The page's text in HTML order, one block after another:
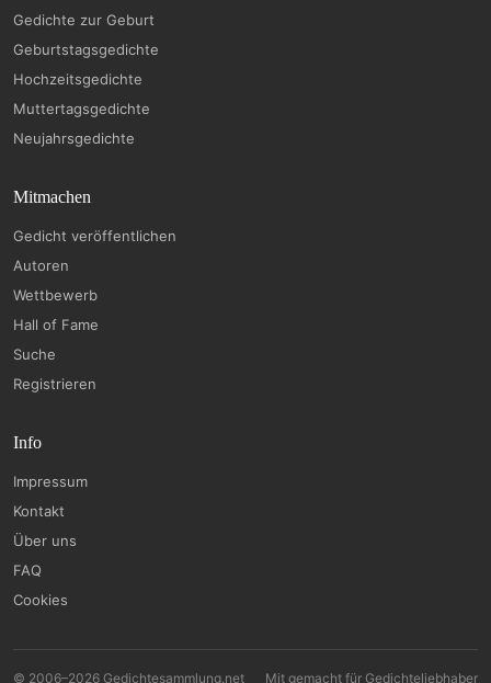
Gedichte zur Geburt
Geburtstagsgedichte
Hochzeitsgedichte
Muttertagsgedichte
Neujahrsgedichte
Mitmachen
Gedicht veröffentlichen
Autoren
Wettbewerb
Hall of Fame
Suche
Registrieren
Info
Impressum
Kontakt
Über uns
FAQ
Cookies
© 2006–2026 Gedichtesammlung.net Mit gemacht für Gedichteliebhaber